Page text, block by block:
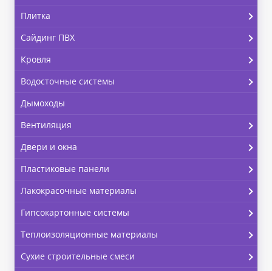
Плитка
Сайдинг ПВХ
Кровля
Водосточные системы
Дымоходы
Вентиляция
Двери и окна
Пластиковые панели
Лакокрасочные материалы
Гипсокартонные системы
Теплоизоляционные материалы
Сухие строительные смеси